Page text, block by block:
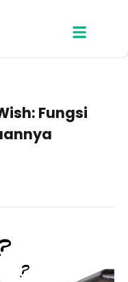
Fungsi